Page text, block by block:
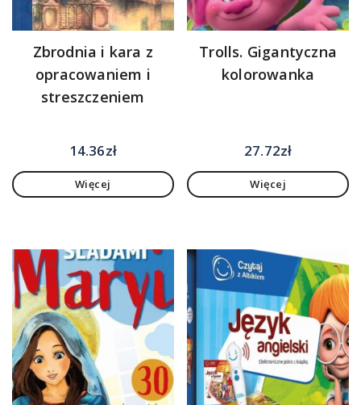
Zbrodnia i kara z
opracowaniem i
streszczeniem
14.36zł
Więcej
Trolls. Gigantyczna
kolorowanka
27.72zł
Więcej